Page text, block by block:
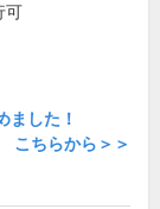
可
ました！
こちらから＞＞